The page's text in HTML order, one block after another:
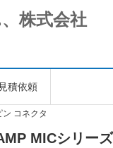
株式会社
見積依頼
コネクタ
MICシリー